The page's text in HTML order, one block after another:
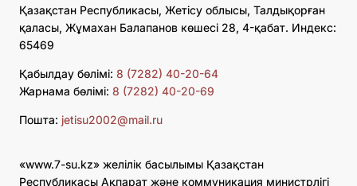
Қазақстан Республикасы, Жетісу облысы, Талдықорған
қаласы, Жұмахан Балапанов көшесі 28, 4-қабат. Индекс:
65469
Қабылдау бөлімі: 8 (7282) 40-20-64
Жарнама бөлімі: 8 (7282) 40-20-69
Пошта: jetisu2002@mail.ru
«www.7-su.kz» желілік басылымы Қазақстан
Республикасы Ақпарат және коммуникация министрлігі